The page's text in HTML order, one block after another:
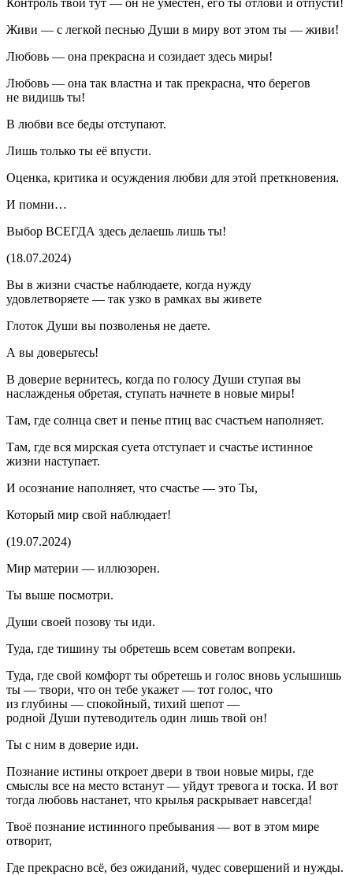
Живи — с легкой песнью Души в миру вот этом ты — живи!
Любовь — она прекрасна и созидает здесь миры!
Любовь — она так властна и так прекрасна, что берегов
не видишь ты!
В любви все беды отступают.
Лишь только ты её впусти.
Оценка, критика и осуждения любви для этой преткновения.
И помни…
Выбор ВСЕГДА здесь делаешь лишь ты!
(18.07.2024)
Вы в жизни счастье наблюдаете, когда нужду
удовлетворяете — так узко в рамках вы живете
Глоток Души вы позволенья не даете.
А вы доверьтесь!
В доверие вернитесь, когда по голосу Души ступая вы
наслажденья обретая, ступать начнете в новые миры!
Там, где солнца свет и пенье птиц вас счастьем наполняет.
Там, где вся мирская суета отступает и счастье истинное
жизни наступает.
И осознание наполняет, что счастье — это Ты,
Который мир свой наблюдает!
(19.07.2024)
Мир материи — иллюзорен.
Ты выше посмотри.
Души своей позову ты иди.
Туда, где тишину ты обретешь всем советам вопреки.
Туда, где свой комфорт ты обретешь и голос вновь услышишь
ты — твори, что он тебе укажет — тот голос, что
из глубины — спокойный, тихий шепот —
родной Души путеводитель один лишь твой он!
Ты с ним в доверие иди.
Познание истины откроет двери в твои новые миры, где
смыслы все на место встанут — уйдут тревога и тоска. И вот
тогда любовь настанет, что крылья раскрывает навсегда!
Твоё познание истинного пребывания — вот в этом мире
отворит,
Где прекрасно всё, без ожиданий, чудес совершений и нужды.